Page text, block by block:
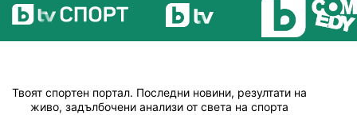
Твоят спортен портал. Последни новини, резултати на
живо, задълбочени анализи от света на спорта